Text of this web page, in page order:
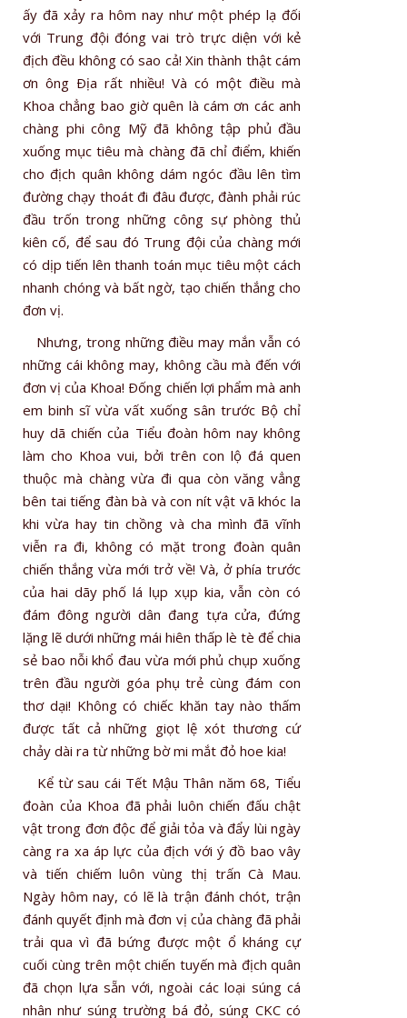
ấy đã xảy ra hôm nay như một phép lạ đối
với Trung đội đóng vai trò trực diện với kẻ
địch đều không có sao cả! Xin thành thật cám
ơn ông Ðịa rất nhiều! Và có một điều mà
Khoa chẳng bao giờ quên là cám ơn các anh
chàng phi công Mỹ đã không tập phủ đầu
xuống mục tiêu mà chàng đã chỉ điểm, khiến
cho địch quân không dám ngóc đầu lên tìm
đường chạy thoát đi đâu được, đành phải rúc
đầu trốn trong những công sự phòng thủ
kiên cố, để sau đó Trung đội của chàng mới
có dịp tiến lên thanh toán mục tiêu một cách
nhanh chóng và bất ngờ, tạo chiến thắng cho
đơn vị.
Nhưng, trong những điều may mắn vẫn có
những cái không may, không cầu mà đến với
đơn vị của Khoa! Ðống chiến lợi phẩm mà anh
em binh sĩ vừa vất xuống sân trước Bộ chỉ
huy dã chiến của Tiểu đoàn hôm nay không
làm cho Khoa vui, bởi trên con lộ đá quen
thuộc mà chàng vừa đi qua còn văng vẳng
bên tai tiếng đàn bà và con nít vật vã khóc la
khi vừa hay tin chồng và cha mình đã vĩnh
viễn ra đi, không có mặt trong đoàn quân
chiến thắng vừa mới trở về! Và, ở phía trước
của hai dãy phố lá lụp xụp kia, vẫn còn có
đám đông người dân đang tựa cửa, đứng
lặng lẽ dưới những mái hiên thấp lè tè để chia
sẻ bao nỗi khổ đau vừa mới phủ chụp xuống
trên đầu người góa phụ trẻ cùng đám con
thơ dại! Không có chiếc khăn tay nào thấm
được tất cả những giọt lệ xót thương cứ
chảy dài ra từ những bờ mi mắt đỏ hoe kia!
Kể từ sau cái Tết Mậu Thân năm 68, Tiểu
đoàn của Khoa đã phải luôn chiến đấu chật
vật trong đơn độc để giải tỏa và đẩy lùi ngày
càng ra xa áp lực của địch với ý đồ bao vây
và tiến chiếm luôn vùng thị trấn Cà Mau.
Ngày hôm nay, có lẽ là trận đánh chót, trận
đánh quyết định mà đơn vị của chàng đã phải
trải qua vì đã bứng được một ổ kháng cự
cuối cùng trên một chiến tuyến mà địch quân
đã chọn lựa sẵn với, ngoài các loại súng cá
nhân như súng trường bá đỏ, súng CKC có